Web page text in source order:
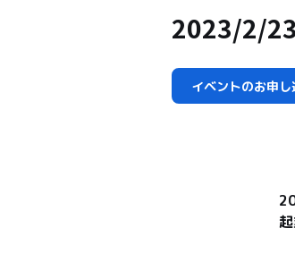
2023/2/
イベントのお申